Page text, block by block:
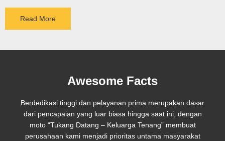
Read More
Awesome Facts
Berdedikasi tinggi dan pelayanan prima merupakan dasar
dari pencapaian yang luar biasa hingga saat ini, dengan
moto “Tukang Datang – Keluarga Tenang” membuat
perusahaan kami menjadi prioritas untama masyarakat